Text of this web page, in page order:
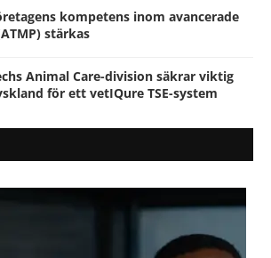
kompetens inom avancerade
stärkas
Animal Care-division säkrar viktig
för ett vetIQure TSE-system